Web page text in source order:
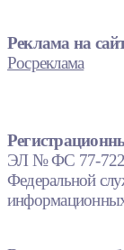
Реклама на
Росреклама
ЭЛ № ФС 77-
Федеральной